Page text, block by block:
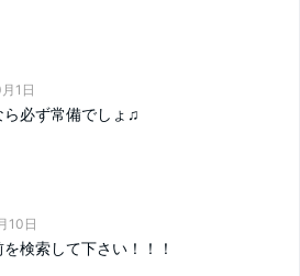
1日
ら必ず常備でしょ♫
10日
検索して下さい！！！